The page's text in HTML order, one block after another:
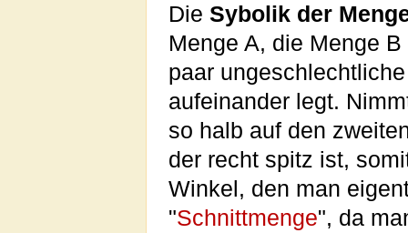
Die Sybolik der
Menge A, die Menge
paar
aufeinander legt.
so halb auf den
der recht spitz ist,
Winkel, den man
"Schnittmenge", da